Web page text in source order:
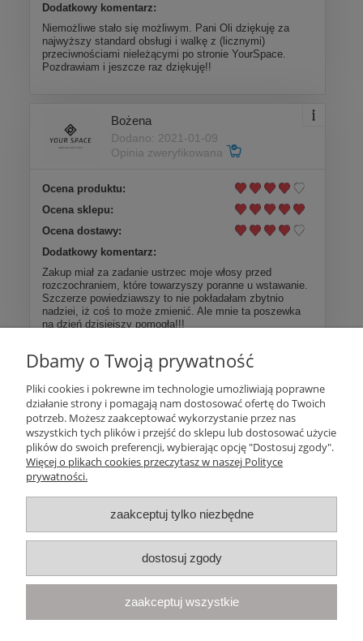
Dodatkowy komentarz:
Niemożliwe stało się możliwym. Pani Oli dziękuję za
najwyższy standard obsługi i walkę z (licznymi)
przeciwnościami nieleżącymi po stronie YourSpace.
Pozdrawiam i jeszcze raz dziękuję!!
Bożena
Dodano: 2021-01-09
Opinia zweryfikowana
Ocena produktu:
Ocena sklepu:
Ocena dostawy:
Dodatkowy komentarz:
Zakup miał za zadanie ustrzec moje włosy przed
rozczochraniem, które towarzyszy poranne u wstawanie.
Szczerze powiedziawszy to nie pokładałam zbytnio
nadziei, iż coś to może zmienić. Ale mnie ta poszewka
na dzień dzisiejszy pomogła!!!
Więcej opinii
Pomoc
Moje konto
Płatności i dostawa
Informacje
O nas
Your Space| Olimpijska 8, 86-010 Samociążek, woj. kujawsko-
Dbamy o Twoją prywatność
Pliki cookies i pokrewne im technologie umożliwiają poprawne
działanie strony i pomagają nam dostosować ofertę do Twoich
potrzeb. Możesz zaakceptować wykorzystanie przez nas
wszystkich tych plików i przejść do sklepu lub dostosować użycie
plików do swoich preferencji, wybierając opcję "Dostosuj zgody".
Więcej o plikach cookies przeczytasz w naszej Polityce
prywatności.
zaakceptuj tylko niezbędne
dostosuj zgody
zaakceptuj wszystkie